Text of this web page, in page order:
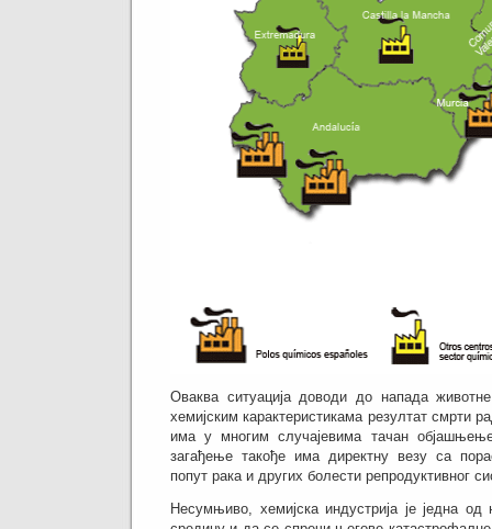
Оваква ситуација доводи до напада
хемијским карактеристикама резултат смрти
има у многим случајевима тачан
загађење такође има директну везу са
попут рака и других болести репродуктивног
Несумњиво, хемијска индустрија је једна од